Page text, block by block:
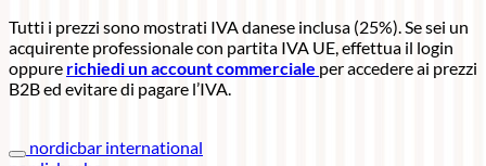
Tutti i prezzi sono mostrati IVA danese inclusa (25%). Se sei un
acquirente professionale con partita IVA UE, effettua il login
oppure richiedi un account commerciale per accedere ai prezzi
B2B ed evitare di pagare l’IVA.
nordicbar international